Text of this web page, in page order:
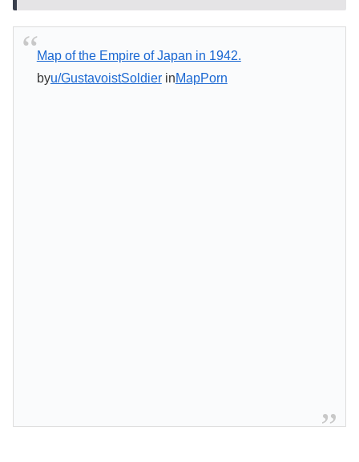
Map of the Empire of Japan in 1942.
byu/GustavoistSoldierinMapPorn